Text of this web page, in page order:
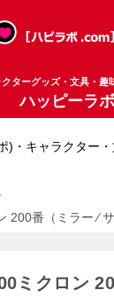
ターグッズ・文具・趣
ハッピーラ
)・キャラクター
番（ミラー ⁄ サ
ミクロン